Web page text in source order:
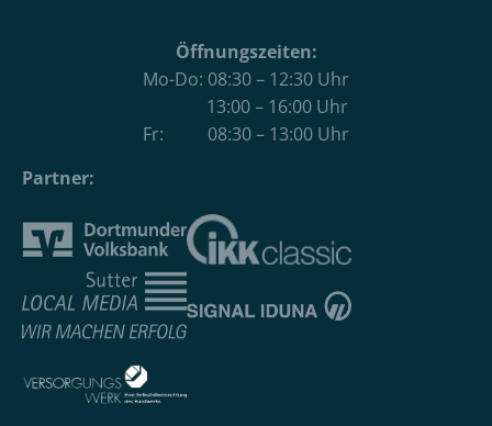
Öffnungszeiten:
Mo-Do: 08:30 – 12:30 Uhr
13:00 – 16:00 Uhr
Fr: 08:30 – 13:00 Uhr
Partner: